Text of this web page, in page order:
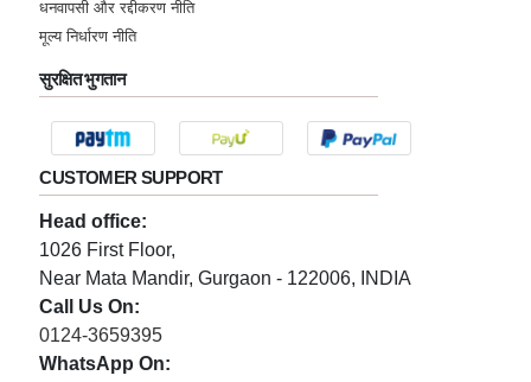
धनवापसी और रद्दीकरण नीति
मूल्य निर्धारण नीति
सुरक्षित भुगतान
CUSTOMER SUPPORT
Head office:
1026 First Floor,
Near Mata Mandir, Gurgaon - 122006, INDIA
Call Us On:
0124-3659395
WhatsApp On: